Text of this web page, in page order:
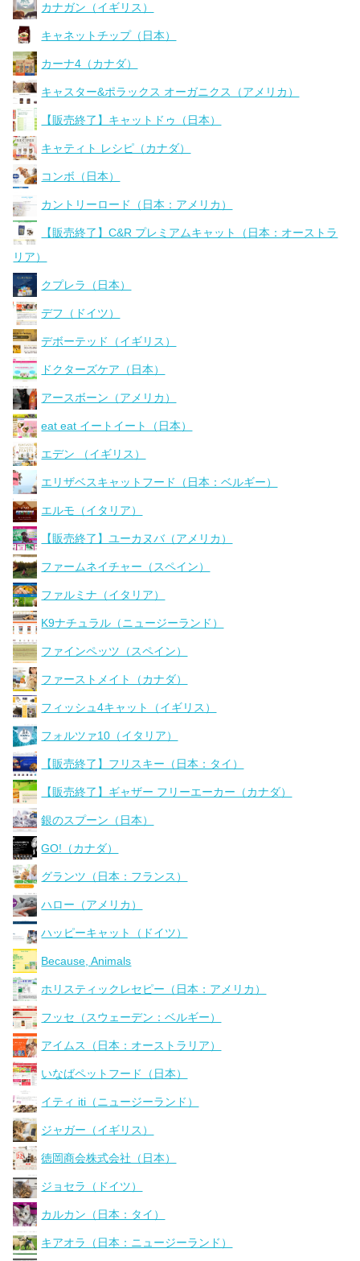
カナガン（イギリス）
キャネットチップ（日本）
カーナ4（カナダ）
キャスター&ポラックス オーガニクス（アメリカ）
【販売終了】キャットドゥ（日本）
キャティト レシピ（カナダ）
コンボ（日本）
カントリーロード（日本：アメリカ）
【販売終了】C&R プレミアムキャット（日本：オーストラ
リア）
クプレラ（日本）
デフ（ドイツ）
デボーテッド（イギリス）
ドクターズケア（日本）
アースボーン（アメリカ）
eat eat イートイート（日本）
エデン （イギリス）
エリザベスキャットフード（日本：ベルギー）
エルモ（イタリア）
【販売終了】ユーカヌバ（アメリカ）
ファームネイチャー（スペイン）
ファルミナ（イタリア）
K9ナチュラル（ニュージーランド）
ファインペッツ（スペイン）
ファーストメイト（カナダ）
フィッシュ4キャット（イギリス）
フォルツァ10（イタリア）
【販売終了】フリスキー（日本：タイ）
【販売終了】ギャザー フリーエーカー（カナダ）
銀のスプーン（日本）
GO!（カナダ）
グランツ（日本：フランス）
ハロー（アメリカ）
ハッピーキャット（ドイツ）
Because, Animals
ホリスティックレセピー（日本：アメリカ）
フッセ（スウェーデン：ベルギー）
アイムス（日本：オーストラリア）
いなばペットフード（日本）
イティ iti（ニュージーランド）
ジャガー（イギリス）
徳岡商会株式会社（日本）
ジョセラ（ドイツ）
カルカン（日本：タイ）
キアオラ（日本：ニュージーランド）